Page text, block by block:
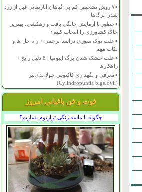
>
۷ روش تشخیص کم‌آبی گیاهان آپارتمانی قبل از زرد
شدن برگ‌ها
>چطور با آزمایش خانگی بافت و زهکشی، بهترین
خاک کشاورزی را انتخاب کنیم؟
>علت نوک سوزی دراسنا پرچمی + راه حل ها و
نکات مهم
>
علت خشک شدن برگ ایپومیا | 8 دلیل رایج +
راهکارها
>معرفی و نگهداری کاکتوس چولا تدی‌بیر
(Cylindropuntia bigelovii)
فوت و فن باغبانی امروز
چگونه با ماسه رنگی تراریوم بسازیم؟